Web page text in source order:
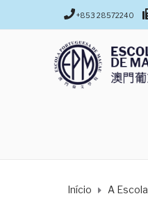
+853 28572240
Início A Escola